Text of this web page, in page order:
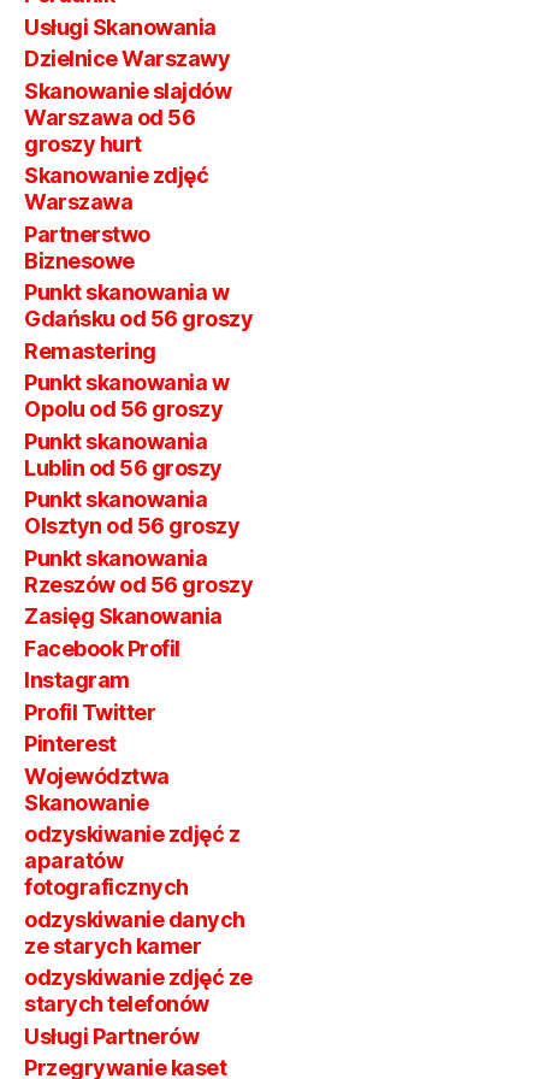
Usługi Skanowania
Dzielnice Warszawy
Skanowanie slajdów
Warszawa od 56
groszy hurt
Skanowanie zdjęć
Warszawa
Partnerstwo
Biznesowe
Punkt skanowania w
Gdańsku od 56 groszy
Remastering
Punkt skanowania w
Opolu od 56 groszy
Punkt skanowania
Lublin od 56 groszy
Punkt skanowania
Olsztyn od 56 groszy
Punkt skanowania
Rzeszów od 56 groszy
Zasięg Skanowania
Facebook Profil
Instagram
Profil Twitter
Pinterest
Województwa
Skanowanie
odzyskiwanie zdjęć z
aparatów
fotograficznych
odzyskiwanie danych
ze starych kamer
odzyskiwanie zdjęć ze
starych telefonów
Usługi Partnerów
Przegrywanie kaset